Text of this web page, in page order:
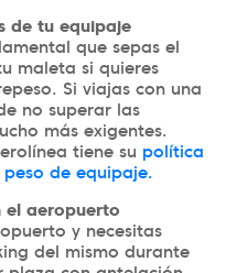
de tu equipaje
que sepas el
maleta si quieres
Si viajas con una
no superar las
más exigentes.
tiene su política
de equipaje.
el aeropuerto
y necesitas
del mismo durante